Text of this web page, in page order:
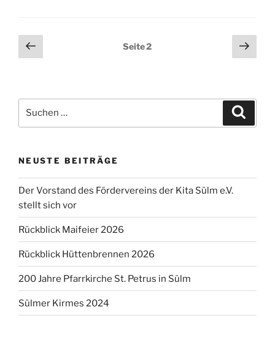
Seitennummerierung
der
Vorherige
Seite
Seite2
nach:
NEUSTE BEITRÄGE
Der Vorstand des Fördervereins der Kita Sülm e.V.
stellt sich vor
Rückblick Maifeier 2026
Rückblick Hüttenbrennen 2026
200 Jahre Pfarrkirche St. Petrus in Sülm
Sülmer Kirmes 2024